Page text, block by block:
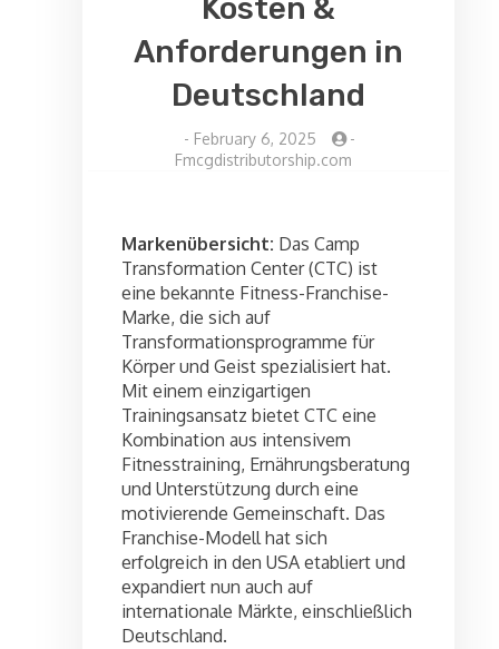
Kosten &
Anforderungen in
Deutschland
- February 6, 2025
-
Fmcgdistributorship.com
Markenübersicht: Das Camp
Transformation Center (CTC) ist
eine bekannte Fitness-Franchise-
Marke, die sich auf
Transformationsprogramme für
Körper und Geist spezialisiert hat.
Mit einem einzigartigen
Trainingsansatz bietet CTC eine
Kombination aus intensivem
Fitnesstraining, Ernährungsberatung
und Unterstützung durch eine
motivierende Gemeinschaft. Das
Franchise-Modell hat sich
erfolgreich in den USA etabliert und
expandiert nun auch auf
internationale Märkte, einschließlich
Deutschland.